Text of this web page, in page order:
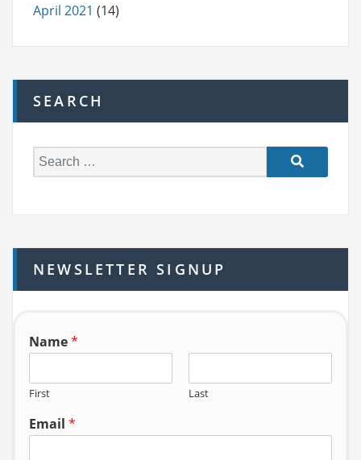
April 2021 (14)
SEARCH
e
h
f
o
NEWSLETTER SIGNUP
Name*
First Last
Email *